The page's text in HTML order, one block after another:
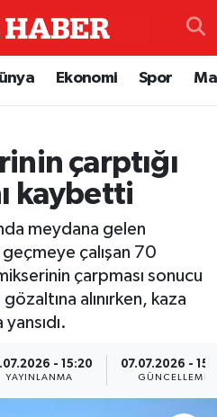
Ekonomi Spor
çarptığı
kaybetti
meydana gelen
geçmeye çalışan 70
çarpması sonucu
alınırken, kaza
- 15:20
YAYINLANMA
07.07.2026 -
GÜNCELLEME
Haritası
ve Fikstür